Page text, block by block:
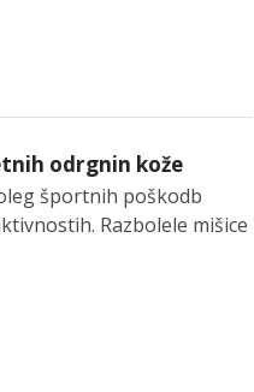
odrgnin kože
športnih poškodb
Razbolele mišice